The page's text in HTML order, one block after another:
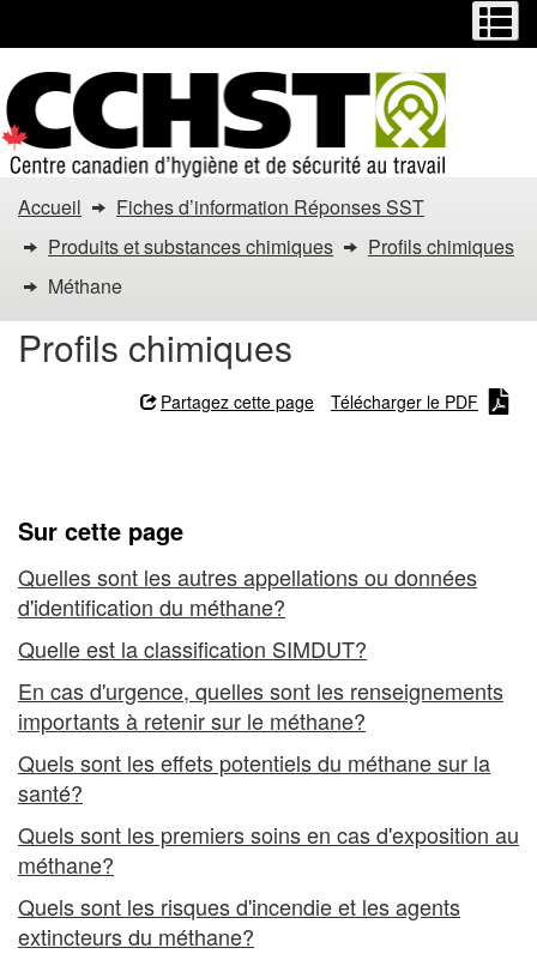
contenu
principal
la
version
HTML
simplifiée
Vous
êtes
dans
Méthane
Accueil
Fiches d’information Réponses SST
Produits et substances chimiques
Profils chimiques
Méthane
Profils chimiques
Partagez cette page Télécharger le PDF
Sur cette page
Quelles sont les autres appellations ou données
d'identification du méthane?
Quelle est la classification SIMDUT?
En cas d'urgence, quelles sont les renseignements
importants à retenir sur le méthane?
Quels sont les effets potentiels du méthane sur la
santé?
Quels sont les premiers soins en cas d'exposition au
méthane?
Quels sont les risques d'incendie et les agents
extincteurs du méthane?